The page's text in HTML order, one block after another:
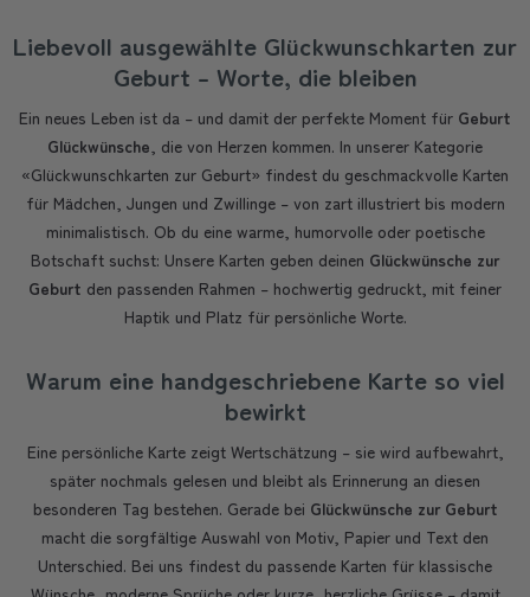
Liebevoll ausgewählte Glückwunschkarten zur
Geburt – Worte, die bleiben
Ein neues Leben ist da – und damit der perfekte Moment für Geburt
Glückwünsche , die von Herzen kommen. In unserer Kategorie
«Glückwunschkarten zur Geburt» findest du geschmackvolle Karten
für Mädchen, Jungen und Zwillinge – von zart illustriert bis modern
minimalistisch. Ob du eine warme, humorvolle oder poetische
Botschaft suchst: Unsere Karten geben deinen Glückwünsche zur
Geburt den passenden Rahmen – hochwertig gedruckt, mit feiner
Haptik und Platz für persönliche Worte.
Warum eine handgeschriebene Karte so viel
bewirkt
Eine persönliche Karte zeigt Wertschätzung – sie wird aufbewahrt,
später nochmals gelesen und bleibt als Erinnerung an diesen
besonderen Tag bestehen. Gerade bei Glückwünsche zur Geburt
macht die sorgfältige Auswahl von Motiv, Papier und Text den
Unterschied. Bei uns findest du passende Karten für klassische